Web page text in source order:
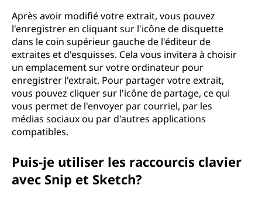
Après avoir modifié votre extrait, vous pouvez
l'enregistrer en cliquant sur l'icône de disquette
dans le coin supérieur gauche de l'éditeur de
extraites et d'esquisses. Cela vous invitera à choisir
un emplacement sur votre ordinateur pour
enregistrer l'extrait. Pour partager votre extrait,
vous pouvez cliquer sur l'icône de partage, ce qui
vous permet de l'envoyer par courriel, par les
médias sociaux ou par d'autres applications
compatibles.
Puis-je utiliser les raccourcis clavier
avec Snip et Sketch?